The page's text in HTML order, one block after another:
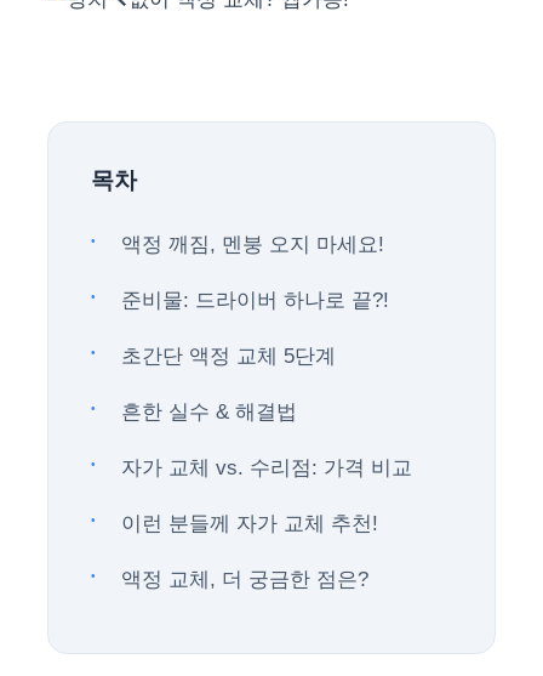
목차
액정 깨짐, 멘붕 오지 마세요!
준비물: 드라이버 하나로 끝?!
초간단 액정 교체 5단계
흔한 실수 & 해결법
자가 교체 vs. 수리점: 가격 비교
이런 분들께 자가 교체 추천!
액정 교체, 더 궁금한 점은?